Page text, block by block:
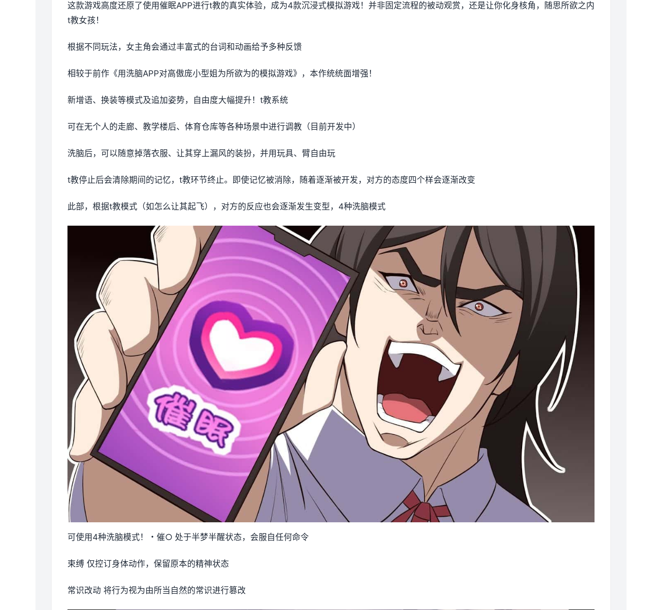
这款游戏高度还原了使用催眠APP进行t教的真实体验，成为4款沉浸式模拟游戏！并非固定流程的被动观赏，还是让你化身核角，随思所欲之内
t教女孩！
根据不同玩法，女主角会通过丰富式的台词和动画给予多种反馈
相较于前作《用洗脑APP对高傲庞小型姐为所欲为的模拟游戏》，本作统统面增强！
新增语、换装等模式及追加姿势，自由度大幅提升！t教系统
可在无个人的走廊、教学楼后、体育仓库等各种场景中进行调教（目前开发中）
洗脑后，可以随意掉落衣服、让其穿上漏风的装扮，并用玩具、臂自由玩
t教停止后会清除期间的记忆，t教环节终止。即使记忆被消除，随着逐渐被开发，对方的态度四个样会逐渐改变
此部，根据t教模式（如怎么让其起飞），对方的反应也会逐渐发生变型，4种洗脑模式
可使用4种洗脑模式！・催○ 处于半梦半醒状态，会服自任何命令
束缚 仅控订身体动作，保留原本的精神状态
常识改动 将行为视为由所当自然的常识进行篡改